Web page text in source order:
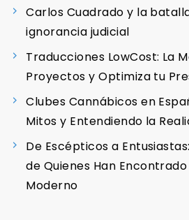
Carlos Cuadrado y la
ignorancia judicial
Traducciones LowCost: La
Proyectos y Optimiza tu
Clubes Cannábicos en
Mitos y Entendiendo la
De Escépticos a
de Quienes Han
Moderno